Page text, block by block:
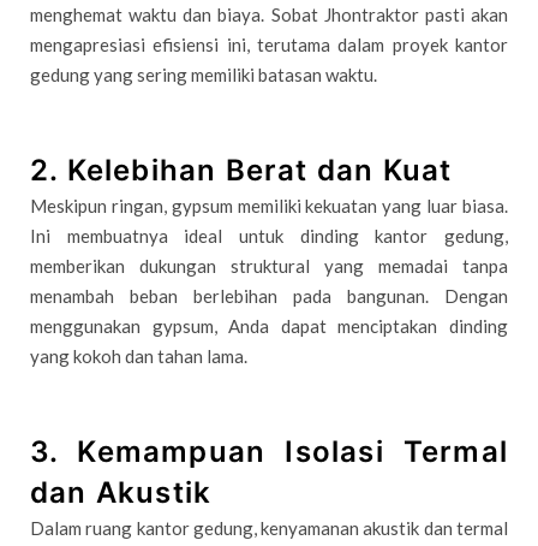
menghemat waktu dan biaya. Sobat Jhontraktor pasti akan
mengapresiasi efisiensi ini, terutama dalam proyek kantor
gedung yang sering memiliki batasan waktu.
2. Kelebihan Berat dan Kuat
Meskipun ringan, gypsum memiliki kekuatan yang luar biasa.
Ini membuatnya ideal untuk dinding kantor gedung,
memberikan dukungan struktural yang memadai tanpa
menambah beban berlebihan pada bangunan. Dengan
menggunakan gypsum, Anda dapat menciptakan dinding
yang kokoh dan tahan lama.
3. Kemampuan Isolasi Termal
dan Akustik
Dalam ruang kantor gedung, kenyamanan akustik dan termal